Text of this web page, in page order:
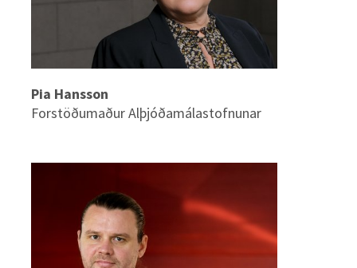
Pia Hansson
Forstöðumaður Alþjóðamálastofnunar